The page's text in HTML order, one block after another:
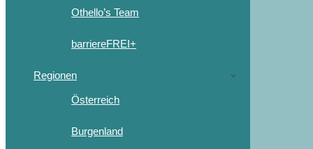
Othello’s Team
barriereFREI+
Regionen
Österreich
Burgenland